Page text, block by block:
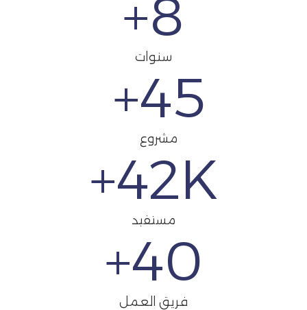
8
+
سنوات
45
+
مشروع
42K+
مستفيد
40
+
فريق العمل